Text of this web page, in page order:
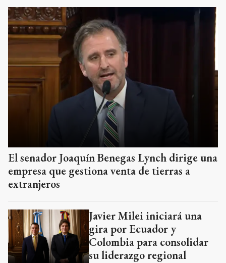
El senador Joaquín Benegas Lynch dirige una
empresa que gestiona venta de tierras a
extranjeros
Javier Milei iniciará una
gira por Ecuador y
Colombia para consolidar
su liderazgo regional